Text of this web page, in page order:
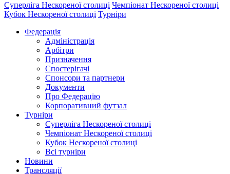
Суперліга Нескореної столиці Чемпіонат Нескореної столиці
Кубок Нескореної столиці Турніри
Федерація
Адміністрація
Арбітри
Призначення
Спостерігачі
Спонсори та партнери
Документи
Про Федерацію
Корпоративний футзал
Турніри
Суперліга Нескореної столиці
Чемпіонат Нескореної столиці
Кубок Нескореної столиці
Всі турніри
Новини
Трансляції